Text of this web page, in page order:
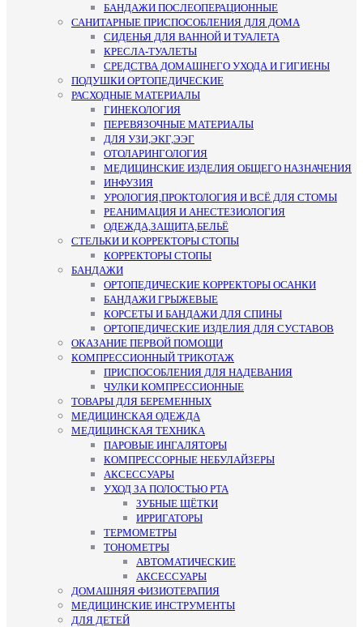
БАНДАЖИ ПОСЛЕОПЕРАЦИОННЫЕ
САНИТАРНЫЕ ПРИСПОСОБЛЕНИЯ ДЛЯ ДОМА
СИДЕНЬЯ ДЛЯ ВАННОЙ И ТУАЛЕТА
КРЕСЛА-ТУАЛЕТЫ
СРЕДСТВА ДОМАШНЕГО УХОДА И ГИГИЕНЫ
ПОДУШКИ ОРТОПЕДИЧЕСКИЕ
РАСХОДНЫЕ МАТЕРИАЛЫ
ГИНЕКОЛОГИЯ
ПЕРЕВЯЗОЧНЫЕ МАТЕРИАЛЫ
ДЛЯ УЗИ,ЭКГ,ЭЭГ
ОТОЛАРИНГОЛОГИЯ
МЕДИЦИНСКИЕ ИЗДЕЛИЯ ОБЩЕГО НАЗНАЧЕНИЯ
ИНФУЗИЯ
УРОЛОГИЯ,ПРОКТОЛОГИЯ И ВСЁ ДЛЯ СТОМЫ
РЕАНИМАЦИЯ И АНЕСТЕЗИОЛОГИЯ
ОДЕЖДА,ЗАЩИТА,БЕЛЬЁ
СТЕЛЬКИ И КОРРЕКТОРЫ СТОПЫ
КОРРЕКТОРЫ СТОПЫ
БАНДАЖИ
ОРТОПЕДИЧЕСКИЕ КОРРЕКТОРЫ ОСАНКИ
БАНДАЖИ ГРЫЖЕВЫЕ
КОРСЕТЫ И БАНДАЖИ ДЛЯ СПИНЫ
ОРТОПЕДИЧЕСКИЕ ИЗДЕЛИЯ ДЛЯ СУСТАВОВ
ОКАЗАНИЕ ПЕРВОЙ ПОМОЩИ
КОМПРЕССИОННЫЙ ТРИКОТАЖ
ПРИСПОСОБЛЕНИЯ ДЛЯ НАДЕВАНИЯ
ЧУЛКИ КОМПРЕССИОННЫЕ
ТОВАРЫ ДЛЯ БЕРЕМЕННЫХ
МЕДИЦИНСКАЯ ОДЕЖДА
МЕДИЦИНСКАЯ ТЕХНИКА
ПАРОВЫЕ ИНГАЛЯТОРЫ
КОМПРЕССОРНЫЕ НЕБУЛАЙЗЕРЫ
АКСЕССУАРЫ
УХОД ЗА ПОЛОСТЬЮ РТА
ЗУБНЫЕ ЩЁТКИ
ИРРИГАТОРЫ
ТЕРМОМЕТРЫ
ТОНОМЕТРЫ
АВТОМАТИЧЕСКИЕ
АКСЕССУАРЫ
ДОМАШНЯЯ ФИЗИОТЕРАПИЯ
МЕДИЦИНСКИЕ ИНСТРУМЕНТЫ
ДЛЯ ДЕТЕЙ